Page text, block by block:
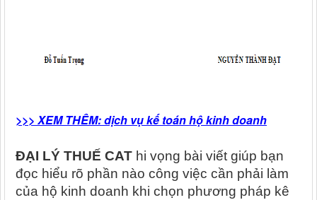
>>> XEM THÊM: dịch vụ kế toán hộ kinh doanh
ĐẠI LÝ THUẾ CAT hi vọng bài viết giúp bạn
đọc hiểu rõ phần nào công việc cần phải làm
của hộ kinh doanh khi chọn phương pháp kê